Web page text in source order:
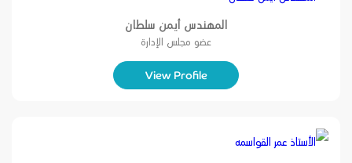
المهندس أيمن سلطان
عضو مجلس الإدارة
View Profile